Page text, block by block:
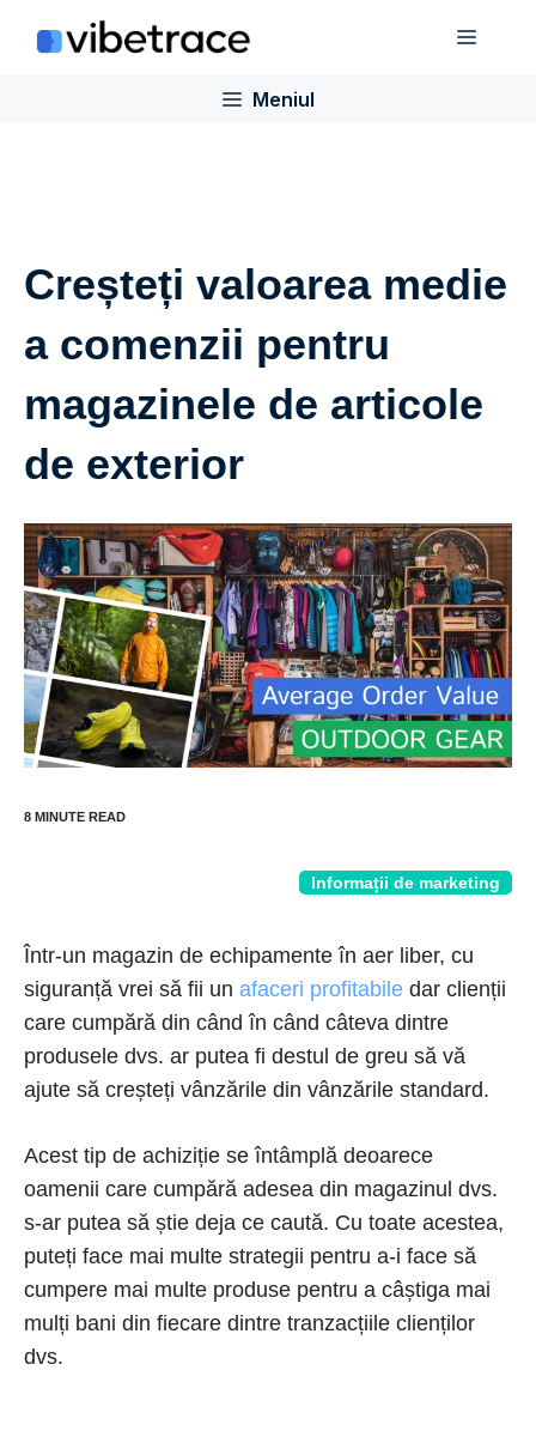
Meniul
Creșteți valoarea medie
a comenzii pentru
magazinele de articole
de exterior
Informații de marketing
Într-un magazin de echipamente în aer liber, cu
siguranță vrei să fii un afaceri profitabile dar clienții
care cumpără din când în când câteva dintre
produsele dvs. ar putea fi destul de greu să vă
ajute să creșteți vânzările din vânzările standard.
Acest tip de achiziție se întâmplă deoarece
oamenii care cumpără adesea din magazinul dvs.
s-ar putea să știe deja ce caută. Cu toate acestea,
puteți face mai multe strategii pentru a-i face să
cumpere mai multe produse pentru a câștiga mai
mulți bani din fiecare dintre tranzacțiile clienților
dvs.